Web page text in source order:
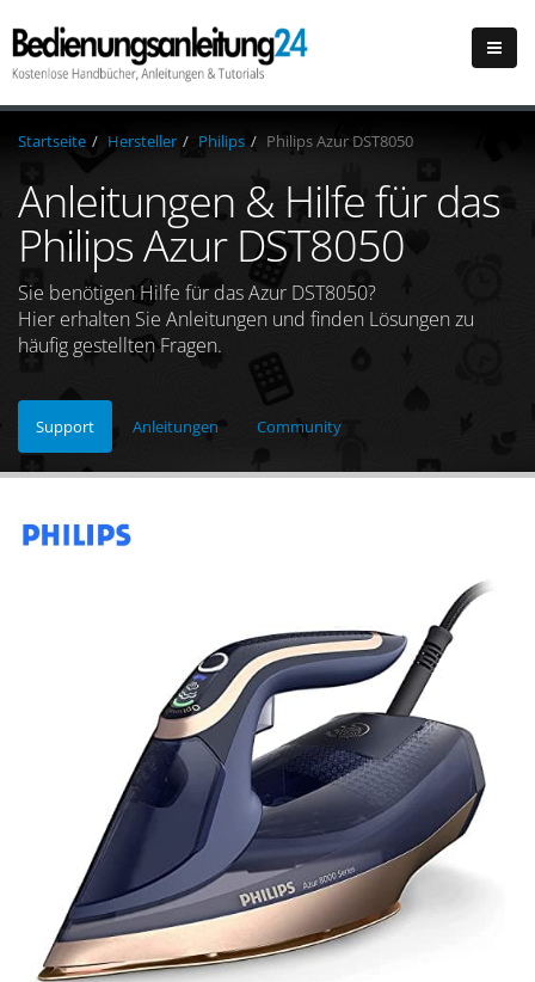
Startseite Hersteller Philips Philips Azur DST8050
Anleitungen & Hilfe für das
Philips Azur DST8050
Sie benötigen Hilfe für das Azur DST8050?
Hier erhalten Sie Anleitungen und finden Lösungen zu
häufig gestellten Fragen.
Support Anleitungen Community